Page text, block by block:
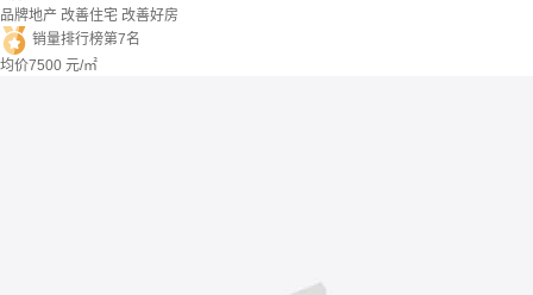
品牌地产 改善住宅 改善好房
销量排行榜第7名
均价7500 元/㎡